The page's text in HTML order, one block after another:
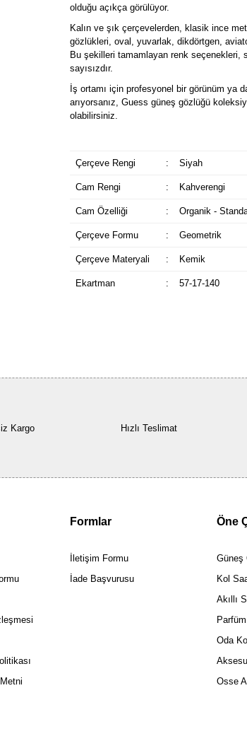
olduğu açıkça görülüyor.
Kalın ve şık çerçevelerden, klasik ince
gözlükleri, oval, yuvarlak, dikdörtgen,
Bu şekilleri tamamlayan renk seçenekleri,
sayısızdır.
İş ortamı için profesyonel bir görünüm ya
arıyorsanız, Guess güneş gözlüğü
olabilirsiniz.
Çerçeve Rengi : Siyah
Cam Rengi : Kahverengi
Cam Özelliği : Organik -
Çerçeve Formu : Geometrik
Çerçeve Materyali : Kemik
Ekartman : 57-17-140
Kargo Hızlı Teslimat
Formlar
İletişim Formu
İade Başvurusu
Öne
Güneş
Kol
Akıllı
Parfüm
Oda
Osse